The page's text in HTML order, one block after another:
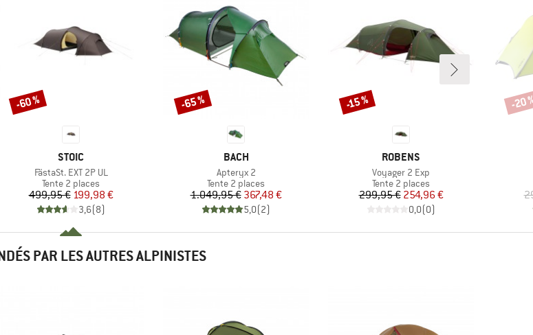
MARQUE
STOIC
Article
FästaSt. EXT 2P UL
Product group
Tente 2 places
Prix
499,95 €Prix réduit
199,98 €
3,6(8)
Remise
-60 %
MARQUE
BACH
Article
Apteryx 2
Product group
Tente 2 places
Prix
1.049,95 €Prix réduit
367,48 €
5,0(2)
Remise
-65 %
MARQUE
ROBENS
Article
Voyager 2 Exp
Product group
Tente 2 places
Prix
299,95 €Prix réduit
254,96 €
0,0(0)
Remise
-15 % -20
PAR LES AUTRES ALPINISTES